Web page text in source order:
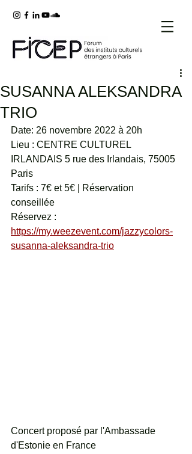
SUSANNA ALEKSANDRA
TRIO
Date: 26 novembre 2022 à 20h
Lieu : CENTRE CULTUREL
IRLANDAIS 5 rue des Irlandais, 75005
Paris
Tarifs : 7€ et 5€ | Réservation
conseillée
Réservez :
https://my.weezevent.com/jazzycolors-
susanna-aleksandra-trio
Concert proposé par l'Ambassade
d'Estonie en France